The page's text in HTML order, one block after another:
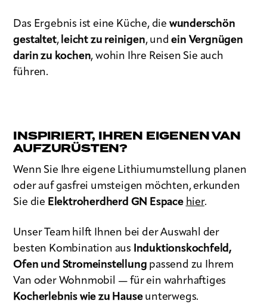
Das Ergebnis ist eine Küche, die wunderschön
gestaltet, leicht zu reinigen, undein Vergnügen
darin zu kochen, wohin Ihre Reisen Sie auch
führen.
INSPIRIERT, IHREN EIGENEN VAN
AUFZURÜSTEN?
Wenn Sie Ihre eigene Lithiumumstellung planen
oder auf gasfrei umsteigen möchten, erkunden
Sie die Elektroherdherd GN Espace hier.
Unser Team hilft Ihnen bei der Auswahl der
besten Kombination aus Induktionskochfeld,
Ofen und Stromeinstellung passend zu Ihrem
Van oder Wohnmobil — für ein wahrhaftiges
Kocherlebnis wie zu Hauseunterwegs.